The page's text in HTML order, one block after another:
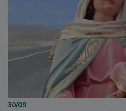
30/09